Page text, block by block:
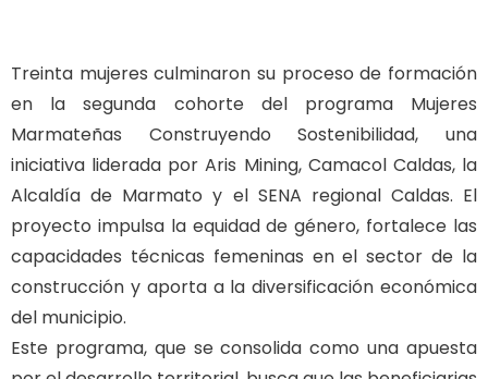
Treinta mujeres culminaron su proceso de formación
en la segunda cohorte del programa Mujeres
Marmateñas Construyendo Sostenibilidad, una
iniciativa liderada por Aris Mining, Camacol Caldas, la
Alcaldía de Marmato y el SENA regional Caldas. El
proyecto impulsa la equidad de género, fortalece las
capacidades técnicas femeninas en el sector de la
construcción y aporta a la diversificación económica
del municipio.
Este programa, que se consolida como una apuesta